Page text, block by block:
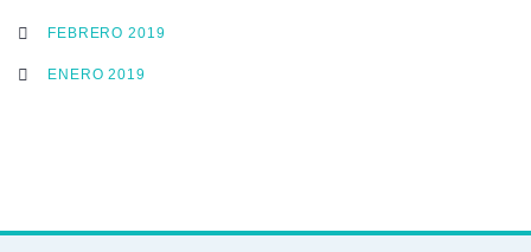
FEBRERO 2019
ENERO 2019